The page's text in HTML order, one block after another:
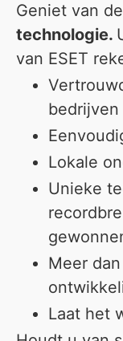
Geniet van
technologie.
van ESET
Lokale
Unieke
Meer
Laat het